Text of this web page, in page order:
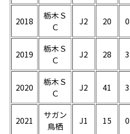
2018
栃木Ｓ
Ｃ
J2 20 0
2019
栃木Ｓ
Ｃ
J2 28 3
2020
栃木Ｓ
Ｃ
J2 41 3
2021
サガン
鳥栖
J1 15 0